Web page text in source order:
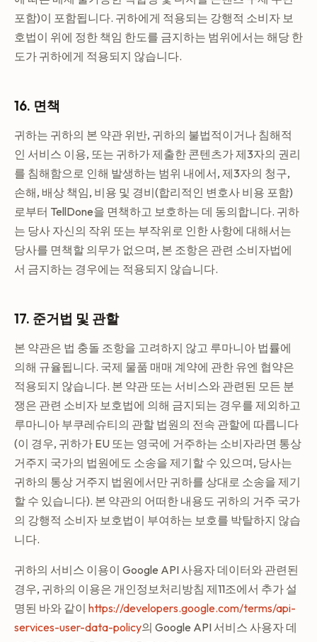
포함)이 포함됩니다. 귀하에게 적용되는 강행적 소비자 보
호법이 위에 정한 책임 한도를 금지하는 범위에서는 해당 한
도가 귀하에게 적용되지 않습니다.
16. 면책
귀하는 귀하의 본 약관 위반, 귀하의 불법적이거나 침해적
인 서비스 이용, 또는 귀하가 제출한 콘텐츠가 제3자의 권리
를 침해함으로 인해 발생하는 범위 내에서, 제3자의 청구,
손해, 배상 책임, 비용 및 경비(합리적인 변호사 비용 포함)
로부터 TellDone을 면책하고 보호하는 데 동의합니다. 귀하
는 당사 자신의 작위 또는 부작위로 인한 사항에 대해서는
당사를 면책할 의무가 없으며, 본 조항은 관련 소비자법에
서 금지하는 경우에는 적용되지 않습니다.
17. 준거법 및 관할
본 약관은 법 충돌 조항을 고려하지 않고 루마니아 법률에
의해 규율됩니다. 국제 물품 매매 계약에 관한 유엔 협약은
적용되지 않습니다. 본 약관 또는 서비스와 관련된 모든 분
쟁은 관련 소비자 보호법에 의해 금지되는 경우를 제외하고
루마니아 부쿠레슈티의 관할 법원의 전속 관할에 따릅니다
(이 경우, 귀하가 EU 또는 영국에 거주하는 소비자라면 통상
거주지 국가의 법원에도 소송을 제기할 수 있으며, 당사는
귀하의 통상 거주지 법원에서만 귀하를 상대로 소송을 제기
할 수 있습니다). 본 약관의 어떠한 내용도 귀하의 거주 국가
의 강행적 소비자 보호법이 부여하는 보호를 박탈하지 않습
니다.
귀하의 서비스 이용이 Google API 사용자 데이터와 관련된
경우, 귀하의 이용은 개인정보처리방침 제11조에서 추가 설
명된 바와 같이 https://developers.google.com/terms/api-
services-user-data-policy의 Google API 서비스 사용자 데